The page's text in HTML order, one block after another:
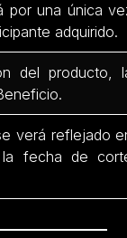
por una única
adquirido.
del producto,
verá reflejado
fecha de